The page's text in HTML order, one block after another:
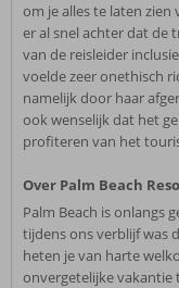
om je alles te laten zien
er al snel achter dat de
van de reisleider
voelde zeer onethisch
namelijk door haar
ook wenselijk dat het
profiteren van het
Over Palm Beach
Palm Beach is onlangs
tijdens ons verblijf was
heten je van harte
onvergetelijke vakantie